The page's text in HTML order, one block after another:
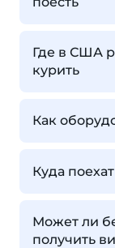
Где в США
курить
Как
Куда
Может ли
получить